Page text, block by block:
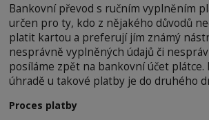
Bankovní převod s ručním vyplněním
určen pro ty, kdo z nějakého důvodů
platit kartou a preferují jím známý
nesprávně vyplněných údajů či
posíláme zpět na bankovní účet plátce.
úhradě u takové platby je do druhého
Proces platby